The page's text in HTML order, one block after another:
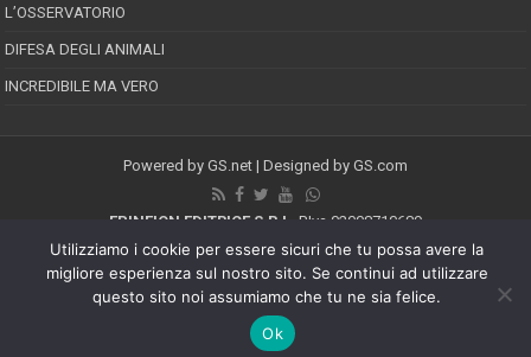
L’OSSERVATORIO
DIFESA DEGLI ANIMALI
INCREDIBILE MA VERO
Powered by GS.net | Designed by GS.com
EPINEION EDITRICE S.R.L.
P.Iva 02008710689
Registrazione Tribunale di Pescara reg. speciale della stampa n.08/2012
Direttore responsabile: Maurizio Piccinino
Riproduzione riservata © Copyright 2026, All Rights Reserved
Utilizziamo i cookie per essere sicuri che tu possa avere la
migliore esperienza sul nostro sito. Se continui ad utilizzare
questo sito noi assumiamo che tu ne sia felice.
Ok